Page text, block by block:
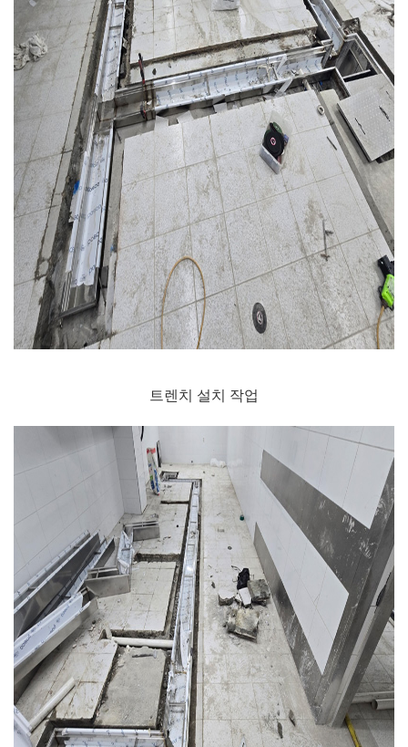
트렌치 설치 작업